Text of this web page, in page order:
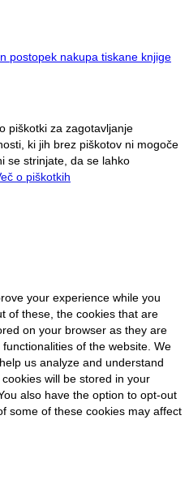
postopek nakupa tiskane knjige
piškotki za zagotavljanje
ki jih brez piškotov ni mogoče
se strinjate, da se lahko
o piškotkih
your experience while you
of these, the cookies that are
on your browser as they are
of the website. We
us analyze and understand
will be stored in your
also have the option to opt-out
some of these cookies may affect